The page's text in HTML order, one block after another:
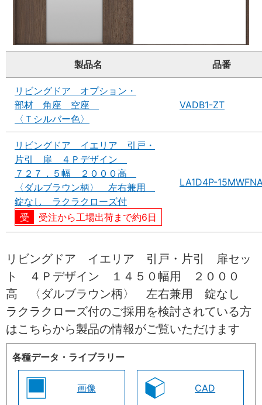
製品名 品番
リビングドア オプション・
部材 角座 空座
〈Ｔシルバー色〉
VADB1-ZT
リビングドア イエリア 引戸・
片引 扉 ４Ｐデザイン
７２７．５幅 ２０００高
〈ダルブラウン柄〉 左右兼用
錠なし ラクラクローズ付
受注から工場出荷まで約6日
LA1D4P-
リビングドア イエリア 引戸・片引 扉セッ
ト ４Ｐデザイン １４５０幅用 ２０００
高 〈ダルブラウン柄〉 左右兼用 錠なし
ラクラクローズ付のご採用を検討されている方
はこちらから製品の情報がご覧いただけます
各種データ・ライブラリー
画像 CAD